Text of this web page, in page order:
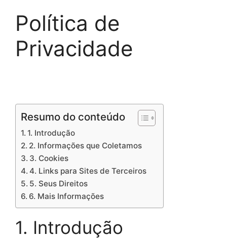
Política de
Privacidade
Resumo do conteúdo
1. Introdução
2. Informações que Coletamos
3. Cookies
4. Links para Sites de Terceiros
5. Seus Direitos
6. Mais Informações
1. Introdução